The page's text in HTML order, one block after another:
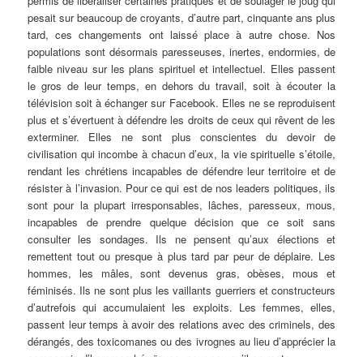
pesait sur beaucoup de croyants, d’autre part, cinquante ans plus
tard, ces changements ont laissé place à autre chose. Nos
populations sont désormais paresseuses, inertes, endormies, de
faible niveau sur les plans spirituel et intellectuel. Elles passent
le gros de leur temps, en dehors du travail, soit à écouter la
télévision soit à échanger sur Facebook. Elles ne se reproduisent
plus et s’évertuent à défendre les droits de ceux qui rêvent de les
exterminer. Elles ne sont plus conscientes du devoir de
civilisation qui incombe à chacun d’eux, la vie spirituelle s’étoile,
rendant les chrétiens incapables de défendre leur territoire et de
résister à l’invasion. Pour ce qui est de nos leaders politiques, ils
sont pour la plupart irresponsables, lâches, paresseux, mous,
incapables de prendre quelque décision que ce soit sans
consulter les sondages. Ils ne pensent qu’aux élections et
remettent tout ou presque à plus tard par peur de déplaire. Les
hommes, les mâles, sont devenus gras, obèses, mous et
féminisés. Ils ne sont plus les vaillants guerriers et constructeurs
d’autrefois qui accumulaient les exploits. Les femmes, elles,
passent leur temps à avoir des relations avec des criminels, des
dérangés, des toxicomanes ou des ivrognes au lieu d’apprécier la